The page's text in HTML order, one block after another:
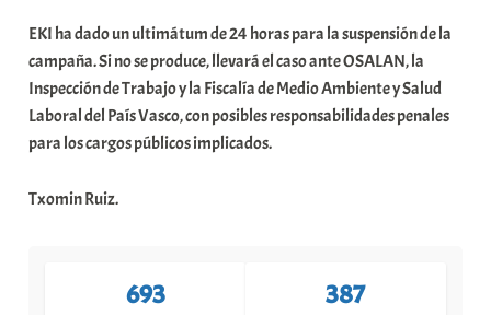
EKI ha dado un ultimátum de 24 horas para la suspensión de la
campaña. Si no se produce, llevará el caso ante OSALAN, la
Inspección de Trabajo y la Fiscalía de Medio Ambiente y Salud
Laboral del País Vasco, con posibles responsabilidades penales
para los cargos públicos implicados.
Txomin Ruiz.
693 387